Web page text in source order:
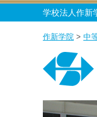
学校法人作新
作新学院 > 中